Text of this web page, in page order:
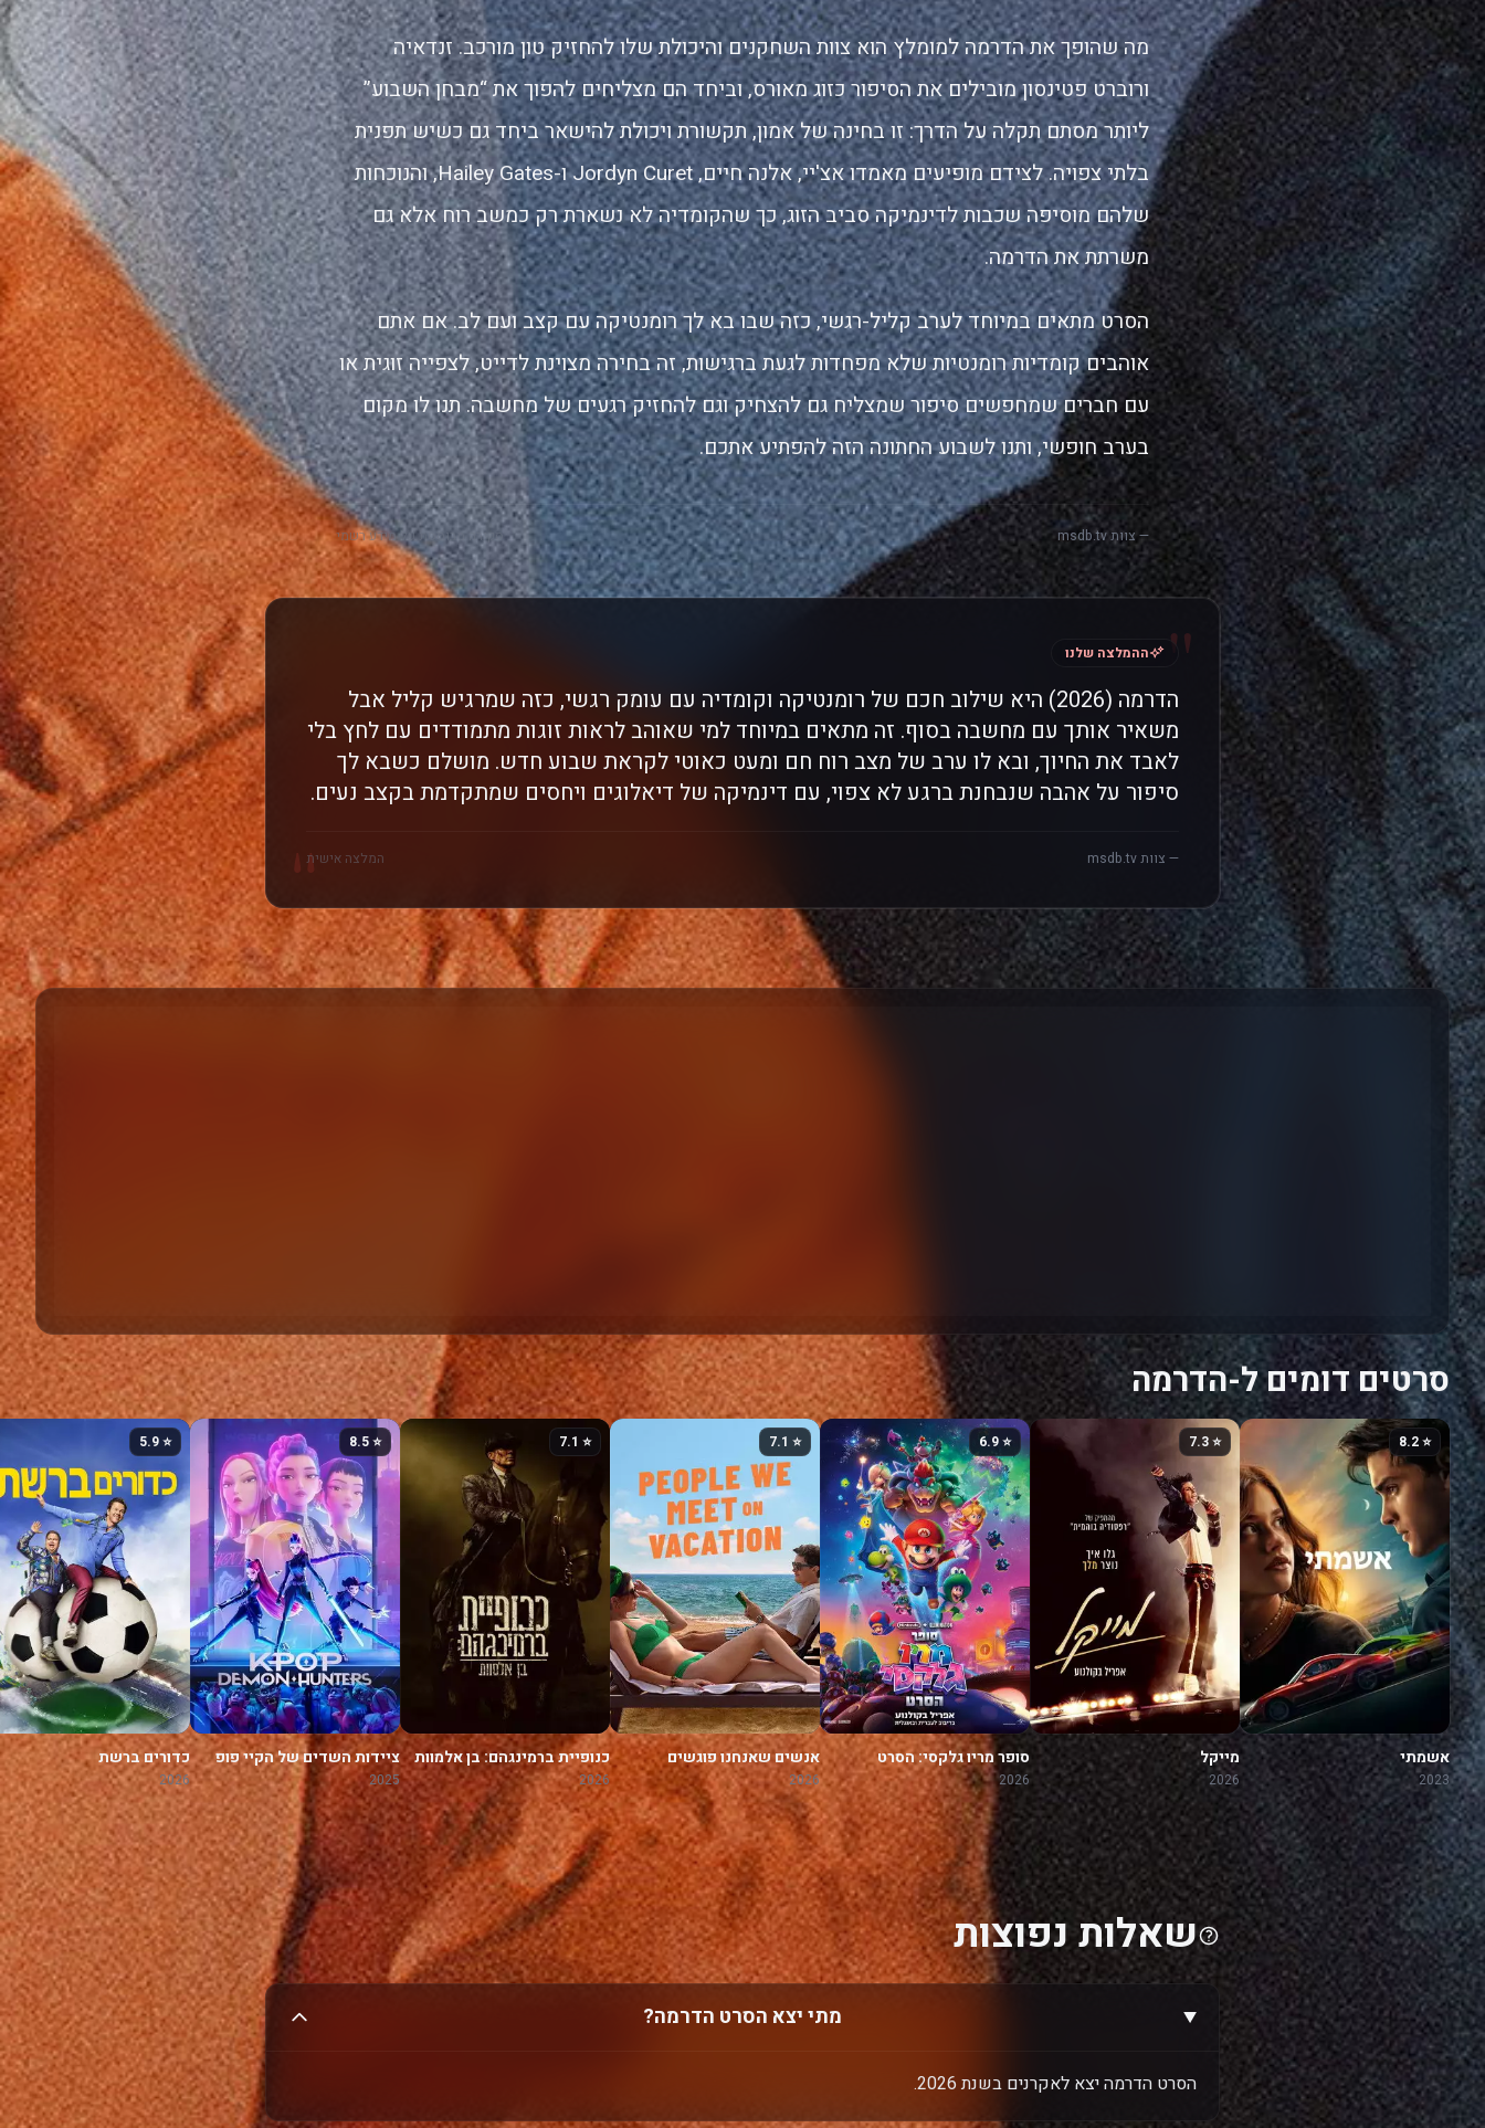
מה שהופך את הדרמה למומלץ הוא צוות השחקנים והיכולת שלו להחזיק טון מורכב. זנדאיה
ורוברט פטינסון מובילים את הסיפור כזוג מאורס, וביחד הם מצליחים להפוך את “מבחן השבוע”
ליותר מסתם תקלה על הדרך: זו בחינה של אמון, תקשורת ויכולת להישאר ביחד גם כשיש תפנית
בלתי צפויה. לצידם מופיעים מאמדו אצ'יי, אלנה חיים, Jordyn Curet ו-Hailey Gates, והנוכחות
שלהם מוסיפה שכבות לדינמיקה סביב הזוג, כך שהקומדיה לא נשארת רק כמשב רוח אלא גם
משרתת את הדרמה.
הסרט מתאים במיוחד לערב קליל-רגשי, כזה שבו בא לך רומנטיקה עם קצב ועם לב. אם אתם
אוהבים קומדיות רומנטיות שלא מפחדות לגעת ברגישות, זה בחירה מצוינת לדייט, לצפייה זוגית או
עם חברים שמחפשים סיפור שמצליח גם להצחיק וגם להחזיק רגעים של מחשבה. תנו לו מקום
בערב חופשי, ותנו לשבוע החתונה הזה להפתיע אתכם.
— צוות msdb.tv סקירה מבוססת על מידע רשמי
"
"
ההמלצה שלנו
הדרמה (2026) היא שילוב חכם של רומנטיקה וקומדיה עם עומק רגשי, כזה שמרגיש קליל אבל
משאיר אותך עם מחשבה בסוף. זה מתאים במיוחד למי שאוהב לראות זוגות מתמודדים עם לחץ בלי
לאבד את החיוך, ובא לו ערב של מצב רוח חם ומעט כאוטי לקראת שבוע חדש. מושלם כשבא לך
סיפור על אהבה שנבחנת ברגע לא צפוי, עם דינמיקה של דיאלוגים ויחסים שמתקדמת בקצב נעים.
— צוות msdb.tv המלצה אישית
סרטים דומים ל-הדרמה
⭐ 8.2
אשמתי
2023
⭐ 7.3
מייקל
2026
⭐ 6.9
סופר מריו גלקסי: הסרט
2026
⭐ 7.1
אנשים שאנחנו פוגשים
בחופשה
2026
⭐ 7.1
כנופיית ברמינגהם: בן אלמוות
2026
⭐ 8.5
ציידות השדים של הקיי פופ
2025
⭐ 5.9
כדורים ברשת
2026
שאלות נפוצות
מתי יצא הסרט הדרמה?
הסרט הדרמה יצא לאקרנים בשנת 2026.